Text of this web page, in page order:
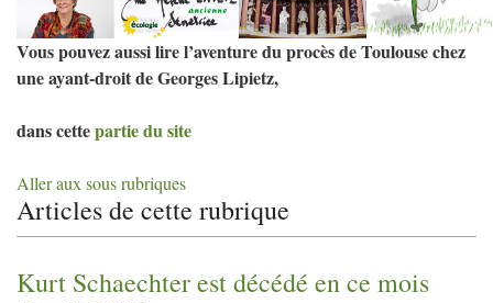
Vous pouvez aussi lire l’aventure du procès de Toulouse chez
une ayant-droit de Georges Lipietz,
dans cettepartie du site
Aller aux sous rubriques
Articles de cette rubrique
Kurt Schaechter est décédé en ce mois